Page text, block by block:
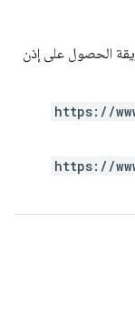
الحصول على إذن
https://
https://